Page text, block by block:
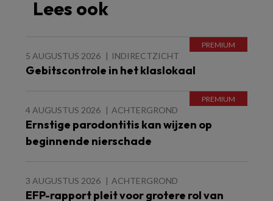
Lees ook
5 AUGUSTUS 2026 INDIRECTZICHT
Gebitscontrole in het klaslokaal
4 AUGUSTUS 2026 ACHTERGROND
Ernstige parodontitis kan wijzen op
beginnende nierschade
3 AUGUSTUS 2026 ACHTERGROND
EFP-rapport pleit voor grotere rol van